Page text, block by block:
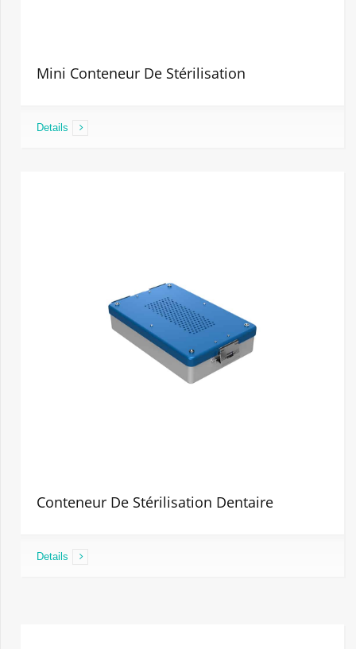
Mini Conteneur De Stérilisation
Details
Conteneur De Stérilisation Dentaire
Details